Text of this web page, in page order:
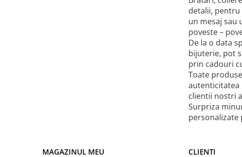
detalii, pentru
un mesaj sau
poveste –
De la o data
bijuterie, pot
prin cadouri
Toate
autenticitatea
clientii nostri
Surpriza
personalizate
MAGAZINUL MEU CLIENTI